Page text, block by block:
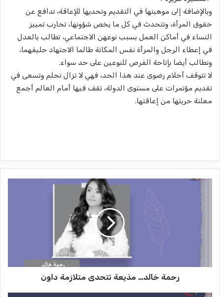
وبالإضافة إلى موهبتها في التقديم وتحديها للإعاقة، تدافع عن
حقوق المرأة، وتتحدث في كل ما يخص شؤونها، تحارب تمييز
النساء في أماكن العمل بسبب نوعهن الاجتماعي، تطالب بالعدل
في إعطاء الرجل والمرأة نفس المكانة طالما الاجتهاد حليفهما،
وتطالب أيضا بإتاحة الفرص للنوعين على حد سواء.
لا تتوقف أحلام رضوى عند هذا الحد، فهي لا تزال تحلم وتسعى في
تقديم مؤتمرات على مستوى الدولة، تقف فيها أمام العالم أجمع
معلنة حريتها من إعاقتها.
…
رحمة خالد… مذيعة تتحدى متلازمة داون